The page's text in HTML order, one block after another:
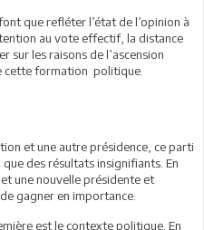
que refléter l’état de l’opinion à
au vote effectif, la distance
sur les raisons de l’ascension
cette formation politique.
et une autre présidence, ce parti
des résultats insignifiants. En
une nouvelle présidente et
gagner en importance.
est le contexte politique. En